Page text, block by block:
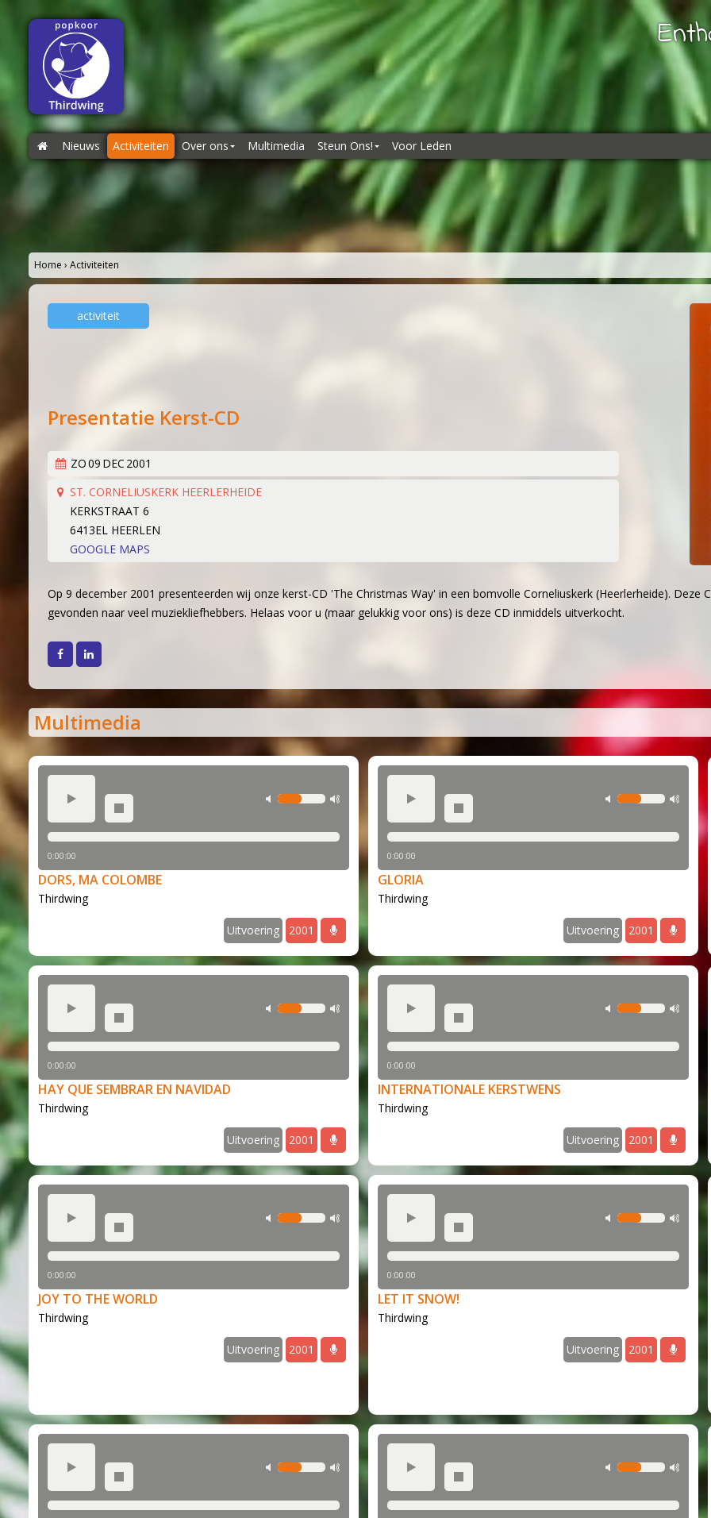
Home
Nieuws Activiteiten Over ons
Dirigent
Koorleden
Geschiedenis
Werken aan kwaliteit (1994)
Verhuizing (2007)
Dirigentenwisseling en druk jaar (2009-2010)
30 jaar en springlevend (2011-2012)
De concertcommissie (2017-2018)
Musical Sing-Along en Corona (2019-2021)
Stabiliteit (2022-2024)
Multimedia Steun Ons!
Steun Ons!
Donaties
Sponsorkliks
Voor Leden
Home › Activiteiten
activiteit
Presentatie Kerst-CD
ZO09 DEC 2001
ST. CORNELIUSKERK HEERLERHEIDE
KERKSTRAAT 6
6413EL HEERLEN
GOOGLE MAPS
Op 9 december 2001 presenteerden wij onze kerst-CD 'The Christmas Way' in een bomvolle Corneliuskerk (Heerlerheide).
gevonden naar veel muziekliefhebbers. Helaas voor u (maar gelukkig voor ons) is deze CD inmiddels uitverkocht.
Facebook
Multimedia
min volume max volume
0:00:00
DORS, MA COLOMBE
Thirdwing
Uitvoering 2001 audio
min volume
0:00:00
GLORIA
Thirdwing
Uitvoering 2001
min volume max volume
0:00:00
HAY QUE SEMBRAR EN NAVIDAD
Thirdwing
Uitvoering 2001 audio
min volume
0:00:00
INTERNATIONALE KERSTWENS
Thirdwing
Uitvoering 2001
min volume max volume
0:00:00
JOY TO THE WORLD
Thirdwing
Uitvoering 2001
min volume
0:00:00
LET IT SNOW!
Thirdwing
Uitvoering 2001
min volume max volume min volume